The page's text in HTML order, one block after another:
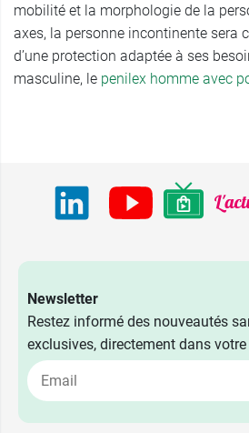
mobilité et la morphologie de la
axes, la personne incontinente sera
d’une protection adaptée à ses
masculine, le penilex homme avec
Newsletter
Restez informé des nouveautés
exclusives, directement dans